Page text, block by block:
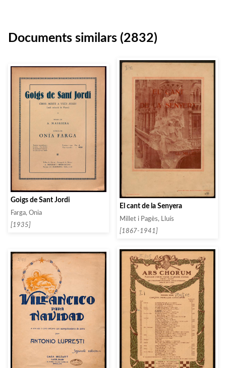
Documents similars (2832)
Goigs de Sant Jordi
Farga, Onia
[1935]
El cant de la Senyera
Millet i Pagès, Lluís
[1867-1941]